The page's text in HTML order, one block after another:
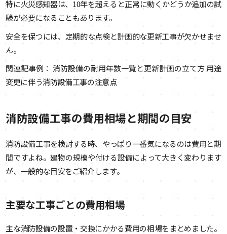
特に火災感知器は、10年を超えると正常に動くかどうか追加の試
験が必要になることもあります。
安全を保つには、定期的な点検と計画的な更新工事が欠かせませ
ん。
関連記事例： 消防設備の耐用年数一覧と更新計画の立て方 用途
変更に伴う消防設備工事の注意点
消防設備工事の費用相場と期間の目安
消防設備工事を検討する時、やっぱり一番気になるのは費用と期
間ですよね。建物の規模や付ける設備によって大きく変わります
が、一般的な目安をご紹介します。
主要な工事ごとの費用相場
主な消防設備の設置・交換にかかる費用の相場をまとめました。